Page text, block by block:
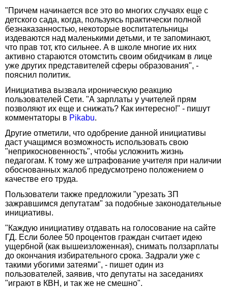
"Причем начинается все это во многих случаях еще с
детского сада, когда, пользуясь практически полной
безнаказанностью, некоторые воспитательницы
издеваются над маленькими детьми, и те запоминают,
что прав тот, кто сильнее. А в школе многие их них
активно стараются отомстить своим обидчикам в лице
уже других представителей сферы образования", -
пояснил политик.
Инициатива вызвала ироническую реакцию
пользователей Сети. "А зарплаты у учителей прям
позволяют их еще и снижать? Как интересно!" - пишут
комментаторы в Pikabu.
Другие отметили, что одобрение данной инициативы
даст учащимся возможность использовать свою
"неприкосновенность", чтобы усложнить жизнь
педагогам. К тому же штрафование учителя при наличии
обоснованных жалоб предусмотрено положением о
качестве его труда.
Пользователи также предложили "урезать ЗП
зажравшимся депутатам" за подобные законодательные
инициативы.
"Каждую инициативу отдавать на голосование на сайте
ГД. Если более 50 процентов граждан считает идею
ущербной (как вышеизложенная), снимать ползарплаты
до окончания избирательного срока. Задрали уже с
такими убогими затеями", - пишет один из
пользователей, заявив, что депутаты на заседаниях
"играют в КВН, и так же не смешно".